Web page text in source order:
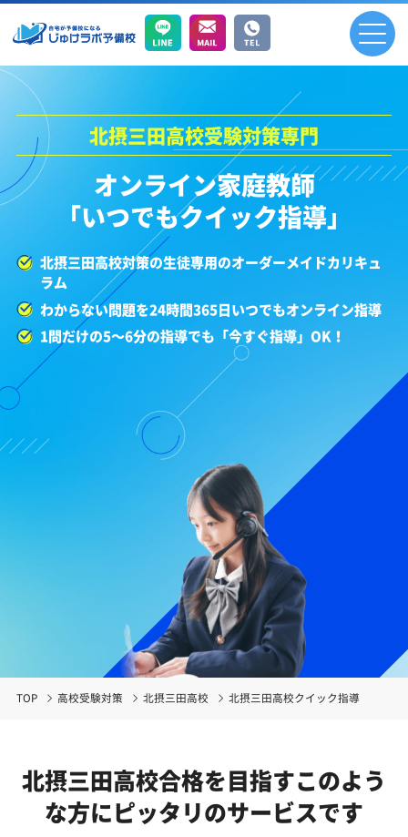
北摂三田高校受験対策専門
オンライン家庭教師
「いつでもクイック指導」
北摂三田高校対策の生徒専用のオーダーメイドカリキュ
ラム
わからない問題を24時間365日いつでもオンライン指導
1問だけの5～6分の指導でも「今すぐ指導」OK！
TOP 高校受験対策 北摂三田高校 北摂三田高校クイック指導
北摂三田高校合格を目指すこのよう
な方にピッタリのサービスです